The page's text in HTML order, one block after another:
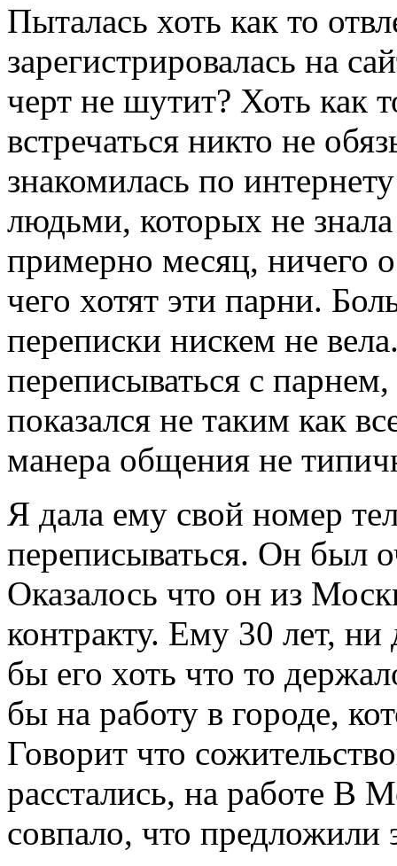
Пыталась хоть как то
зарегистрировалась на
черт не шутит? Хоть как
встречаться никто не
знакомилась по
людьми, которых не
примерно месяц, ничего
чего хотят эти парни.
переписки нискем не
переписываться с
показался не таким как
манера общения не
Я дала ему свой номер
переписываться. Он был
Оказалось что он из
контракту. Ему 30 лет,
бы его хоть что то
бы на работу в городе,
Говорит что
расстались, на работе В
совпало, что предложили